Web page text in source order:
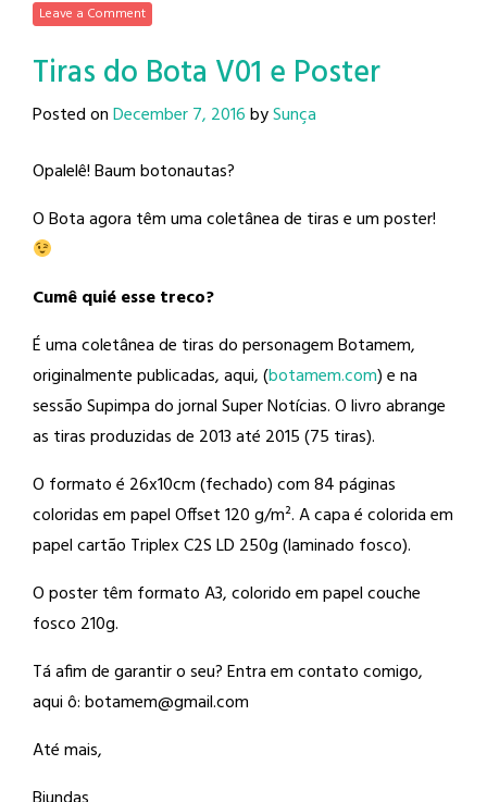
Leave a Comment
Tiras do Bota V01 e Poster
Posted onDecember 7, 2016bySunça
Opalelê! Baum botonautas?
O Bota agora têm uma coletânea de tiras e um poster!
Cumê quié esse treco?
É uma coletânea de tiras do personagem Botamem,
originalmente publicadas, aqui, (botamem.com) e na
sessão Supimpa do jornal Super Notícias. O livro abrange
as tiras produzidas de 2013 até 2015 (75 tiras).
O formato é 26x10cm (fechado) com 84 páginas
coloridas em papel Offset 120 g/m². A capa é colorida em
papel cartão Triplex C2S LD 250g (laminado fosco).
O poster têm formato A3, colorido em papel couche
fosco 210g.
Tá afim de garantir o seu? Entra em contato comigo,
aqui ô: botamem@gmail.com
Até mais,